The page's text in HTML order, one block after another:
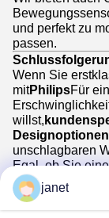
und perfekt zu
passen.
Wenn Sie
mitPhilipsFür
willst,
unschlagbaren
Egal, ob Sie
einen nationalen
wählen, kann
janet